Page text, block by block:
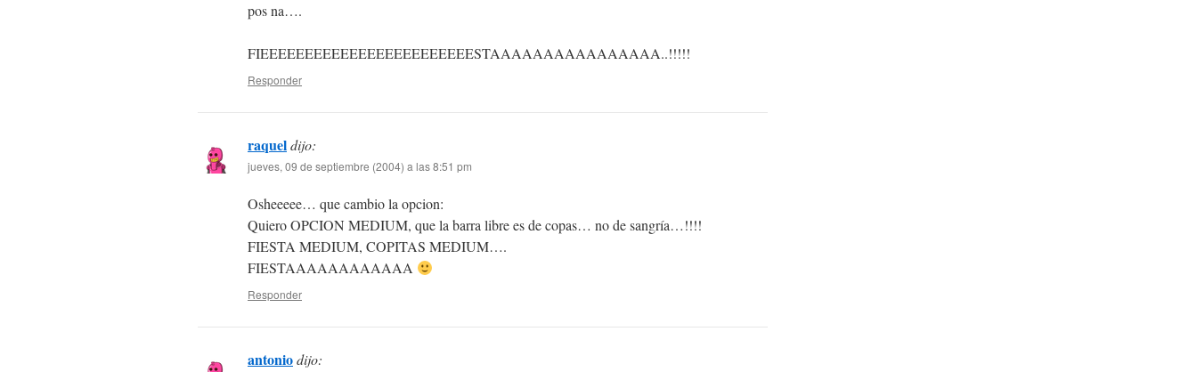
pos na….
FIEEEEEEEEEEEEEEEEEEEEEEEESTAAAAAAAAAAAAAAAA..!!!!!
Responder
raqueldijo:
jueves, 09 de septiembre (2004) a las 8:51 pm
Osheeeee… que cambio la opcion:
Quiero OPCION MEDIUM, que la barra libre es de copas… no de sangría…!!!!
FIESTA MEDIUM, COPITAS MEDIUM….
FIESTAAAAAAAAAAAA
Responder
antoniodijo: